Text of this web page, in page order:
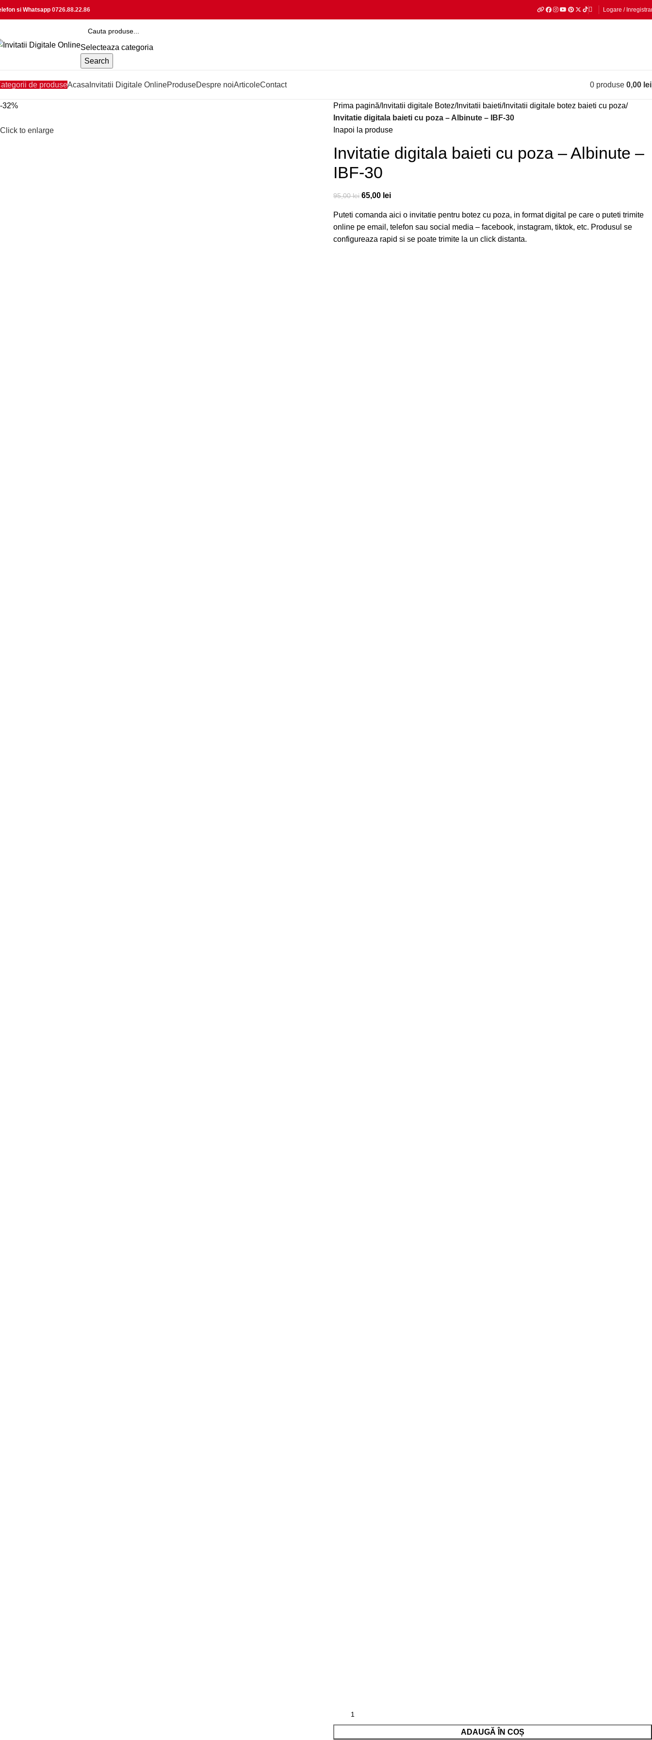
si Whatsapp 0726.88.22.86 Logare /
Selecteaza categoria
Search
de produseAcasa Invitatii Digitale OnlineProduseDespre noiArticoleContact 0 produse 0,00 lei
-32%
Click to enlarge
Prima pagină Invitatii digitale Botez Invitatii baieti Invitatii digitale botez baieti cu poza
Invitatie digitala baieti cu poza – Albinute – IBF-30
Inapoi la produse
Invitatie digitala baieti cu poza – Albinute –
IBF-30
95,00lei 65,00 lei
Puteti comanda aici o invitatie pentru botez cu poza, in format digital pe care o puteti trimite
online pe email, telefon sau social media – facebook, instagram, tiktok, etc. Produsul se
configureaza rapid si se poate trimite la un click distanta.
ADAUGĂ ÎN COȘ